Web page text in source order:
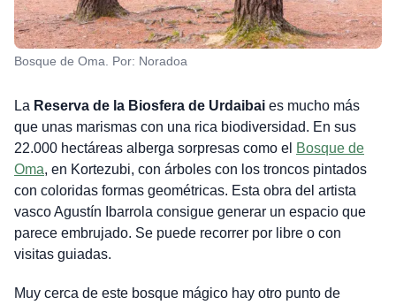
Bosque de Oma. Por: Noradoa
La Reserva de la Biosfera de Urdaibaies mucho más
que unas marismas con una rica biodiversidad. En sus
22.000 hectáreas alberga sorpresas como el Bosque de
Oma, en Kortezubi, con árboles con los troncos pintados
con coloridas formas geométricas. Esta obra del artista
vasco Agustín Ibarrola consigue generar un espacio que
parece embrujado. Se puede recorrer por libre o con
visitas guiadas.
Muy cerca de este bosque mágico hay otro punto de